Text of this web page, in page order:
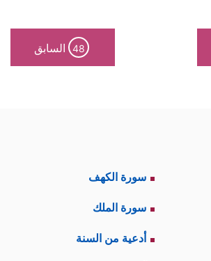
48 السابق
سورة الكهف
سورة الملك
أدعية من السنة